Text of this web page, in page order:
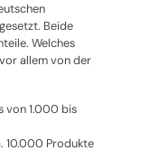
Beide
Welches
allem von der
von 1.000 bis
10.000 Produkte